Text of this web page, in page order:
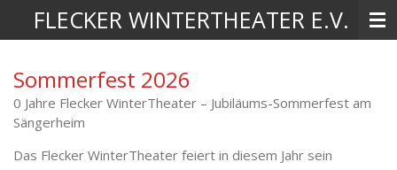
Hauptinhalt
FLECKER WINTERTHEATER E.V.
Sommerfest 2026
0 Jahre Flecker WinterTheater – Jubiläums-Sommerfest am
Sängerheim
Das Flecker WinterTheater feiert in diesem Jahr sein